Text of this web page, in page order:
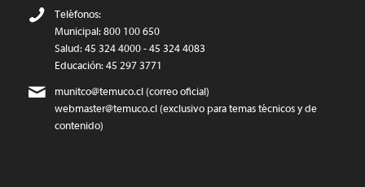
Teléfonos:
Municipal: 800 100 650
Salud: 45 324 4000 - 45 324 4083
Educación: 45 297 3771
munitco@temuco.cl(correo oficial)
webmaster@temuco.cl(exclusivo para temas técnicos y de
contenido)